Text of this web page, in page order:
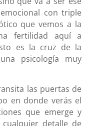
con triple
que vemos a la
fertilidad aquí a
es la cruz de la
psicología muy
las puertas de
en donde verás el
que emerge y
detalle de